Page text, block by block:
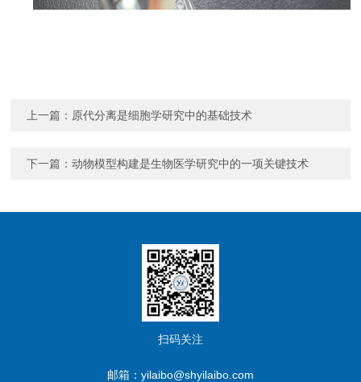
上一篇： 原代分离是细胞学研究中的基础技术
下一篇：动物模型构建是生物医学研究中的一项关键技术
扫码关注
邮箱：yilaibo@shyilaibo.com